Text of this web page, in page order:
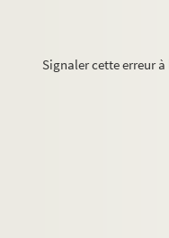
Signaler cette erreur à